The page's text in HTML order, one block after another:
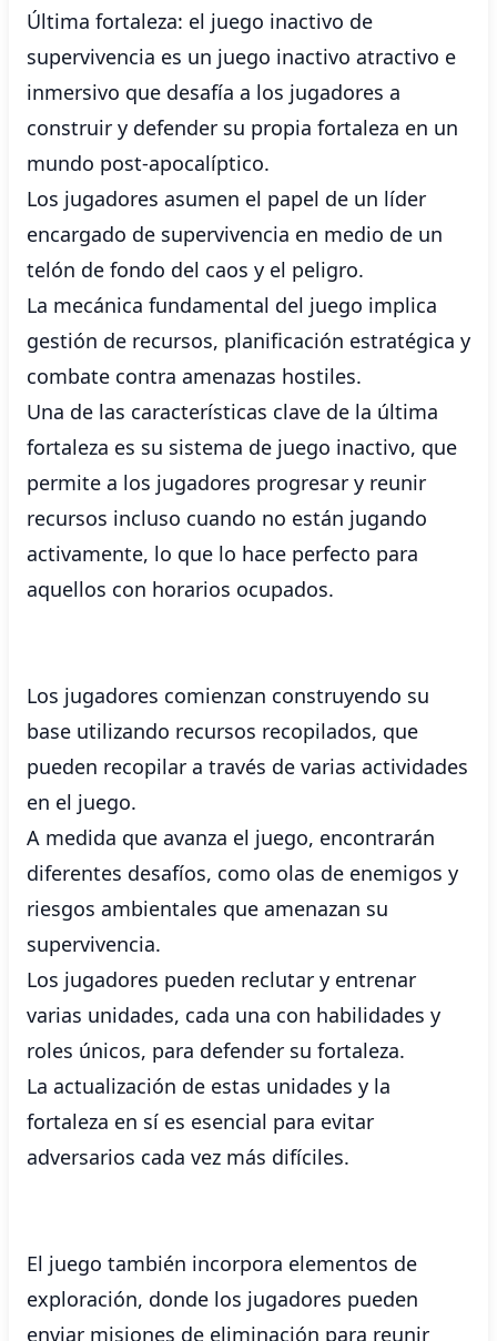
Última fortaleza: el juego inactivo de
supervivencia es un juego inactivo atractivo e
inmersivo que desafía a los jugadores a
construir y defender su propia fortaleza en un
mundo post-apocalíptico.
Los jugadores asumen el papel de un líder
encargado de supervivencia en medio de un
telón de fondo del caos y el peligro.
La mecánica fundamental del juego implica
gestión de recursos, planificación estratégica y
combate contra amenazas hostiles.
Una de las características clave de la última
fortaleza es su sistema de juego inactivo, que
permite a los jugadores progresar y reunir
recursos incluso cuando no están jugando
activamente, lo que lo hace perfecto para
aquellos con horarios ocupados.
Los jugadores comienzan construyendo su
base utilizando recursos recopilados, que
pueden recopilar a través de varias actividades
en el juego.
A medida que avanza el juego, encontrarán
diferentes desafíos, como olas de enemigos y
riesgos ambientales que amenazan su
supervivencia.
Los jugadores pueden reclutar y entrenar
varias unidades, cada una con habilidades y
roles únicos, para defender su fortaleza.
La actualización de estas unidades y la
fortaleza en sí es esencial para evitar
adversarios cada vez más difíciles.
El juego también incorpora elementos de
exploración, donde los jugadores pueden
enviar misiones de eliminación para reunir